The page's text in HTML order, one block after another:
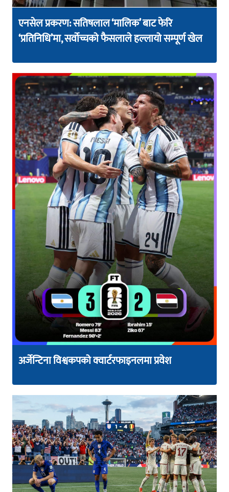
एनसेल प्रकरण: सतिषलाल ‘मालिक’ बाट फेरि
‘प्रतिनिधि’मा, सर्वोच्चको फैसलाले हल्लायो सम्पूर्ण खेल
अर्जेन्टिना विश्वकपको क्वार्टरफाइनलमा प्रवेश